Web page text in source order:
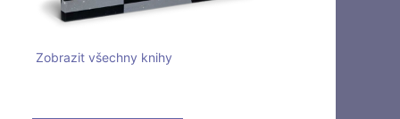
Zobrazit všechny knihy